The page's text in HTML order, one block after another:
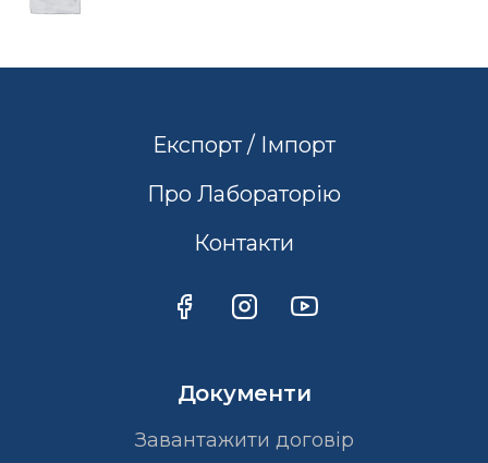
Експорт / Імпорт
Про Лабораторію
Контакти
Документи
Завантажити договір